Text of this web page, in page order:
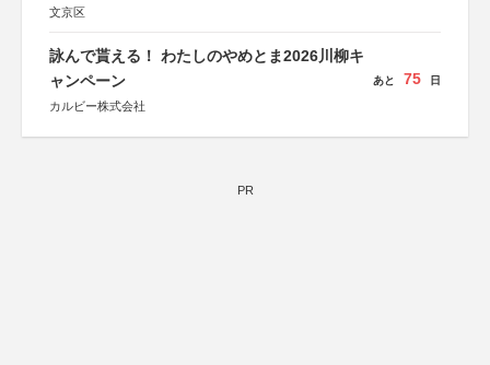
文京区
詠んで貰える！ わたしのやめとま2026川柳キ
ャンペーン
カルビー株式会社
あと 75 日
PR